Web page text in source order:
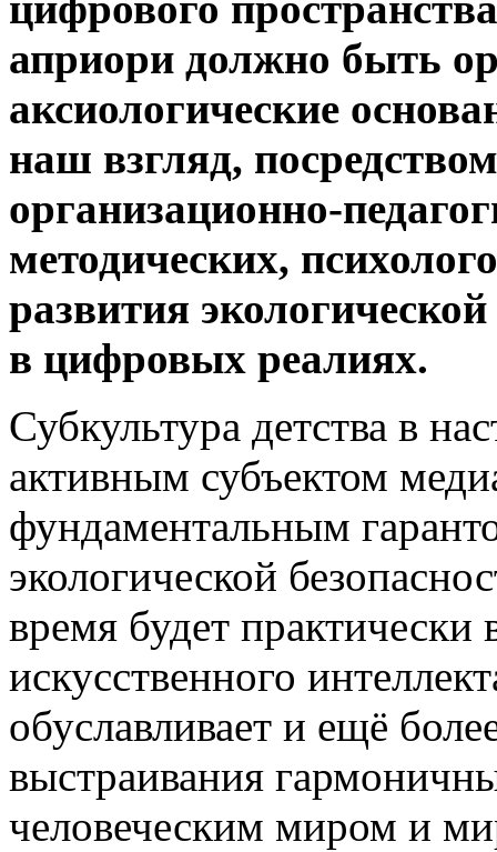
априори должно быть
аксиологические
наш взгляд,
организационно-
методических,
развития
в цифровых реалиях.
Субкультура детства в
активным субъектом
фундаментальным
экологической
время будет практически
искусственного
обуславливает и ещё
выстраивания
человеческим миром и